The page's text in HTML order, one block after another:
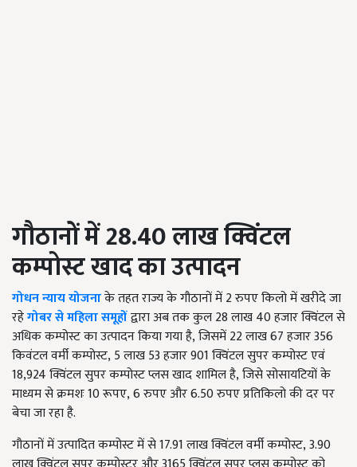
गौठानों में 28.40 लाख क्विंटल
कम्पोस्ट खाद का उत्पादन
गोधन न्याय योजनाके तहत राज्य के गौठानों में 2 रुपए किलो में खरीदे जा
रहेगोबर से महिला समूहोंद्वारा अब तक कुल 28 लाख 40 हजार क्विंटल से
अधिक कम्पोस्ट का उत्पादन किया गया है,जिसमें 22 लाख 67 हजार 356
किवंटल वर्मी कम्पोस्ट,5 लाख 53 हजार 901 क्विंटल सुपर कम्पोस्ट एवं
18,924 क्विंटल सुपर कम्पोस्ट प्लस खाद शामिल है,जिसे सोसायटियों के
माध्यम से क्रमशः 10 रूपए,6 रुपए और 6.50 रुपए प्रतिकिलो की दर पर
बेचा जा रहा है.
गौठानों में उत्पादित कम्पोस्ट में से 17.91 लाख क्विंटल वर्मी कम्पोस्ट,3.90